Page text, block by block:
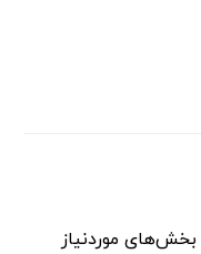
بخش‌های موردنیاز